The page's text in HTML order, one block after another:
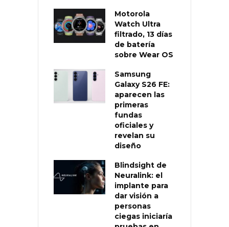
Motorola
Watch Ultra
filtrado, 13 días
de batería
sobre Wear OS
Samsung
Galaxy S26 FE:
aparecen las
primeras
fundas
oficiales y
revelan su
diseño
Blindsight de
Neuralink: el
implante para
dar visión a
personas
ciegas iniciaría